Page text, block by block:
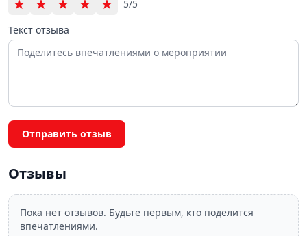
★ ★ ★ ★ ★
5/5
Текст отзыва
Отправить отзыв
Отзывы
Пока нет отзывов. Будьте первым, кто поделится
впечатлениями.